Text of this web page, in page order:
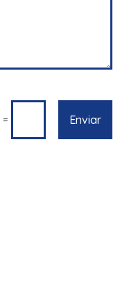
= Enviar